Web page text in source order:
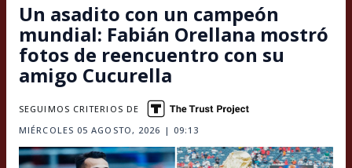
Un asadito con un campeón
mundial: Fabián Orellana mostró
fotos de reencuentro con su
amigo Cucurella
MIÉRCOLES 05 AGOSTO, 2026 | 09:13
SEGUIMOS CRITERIOS DE